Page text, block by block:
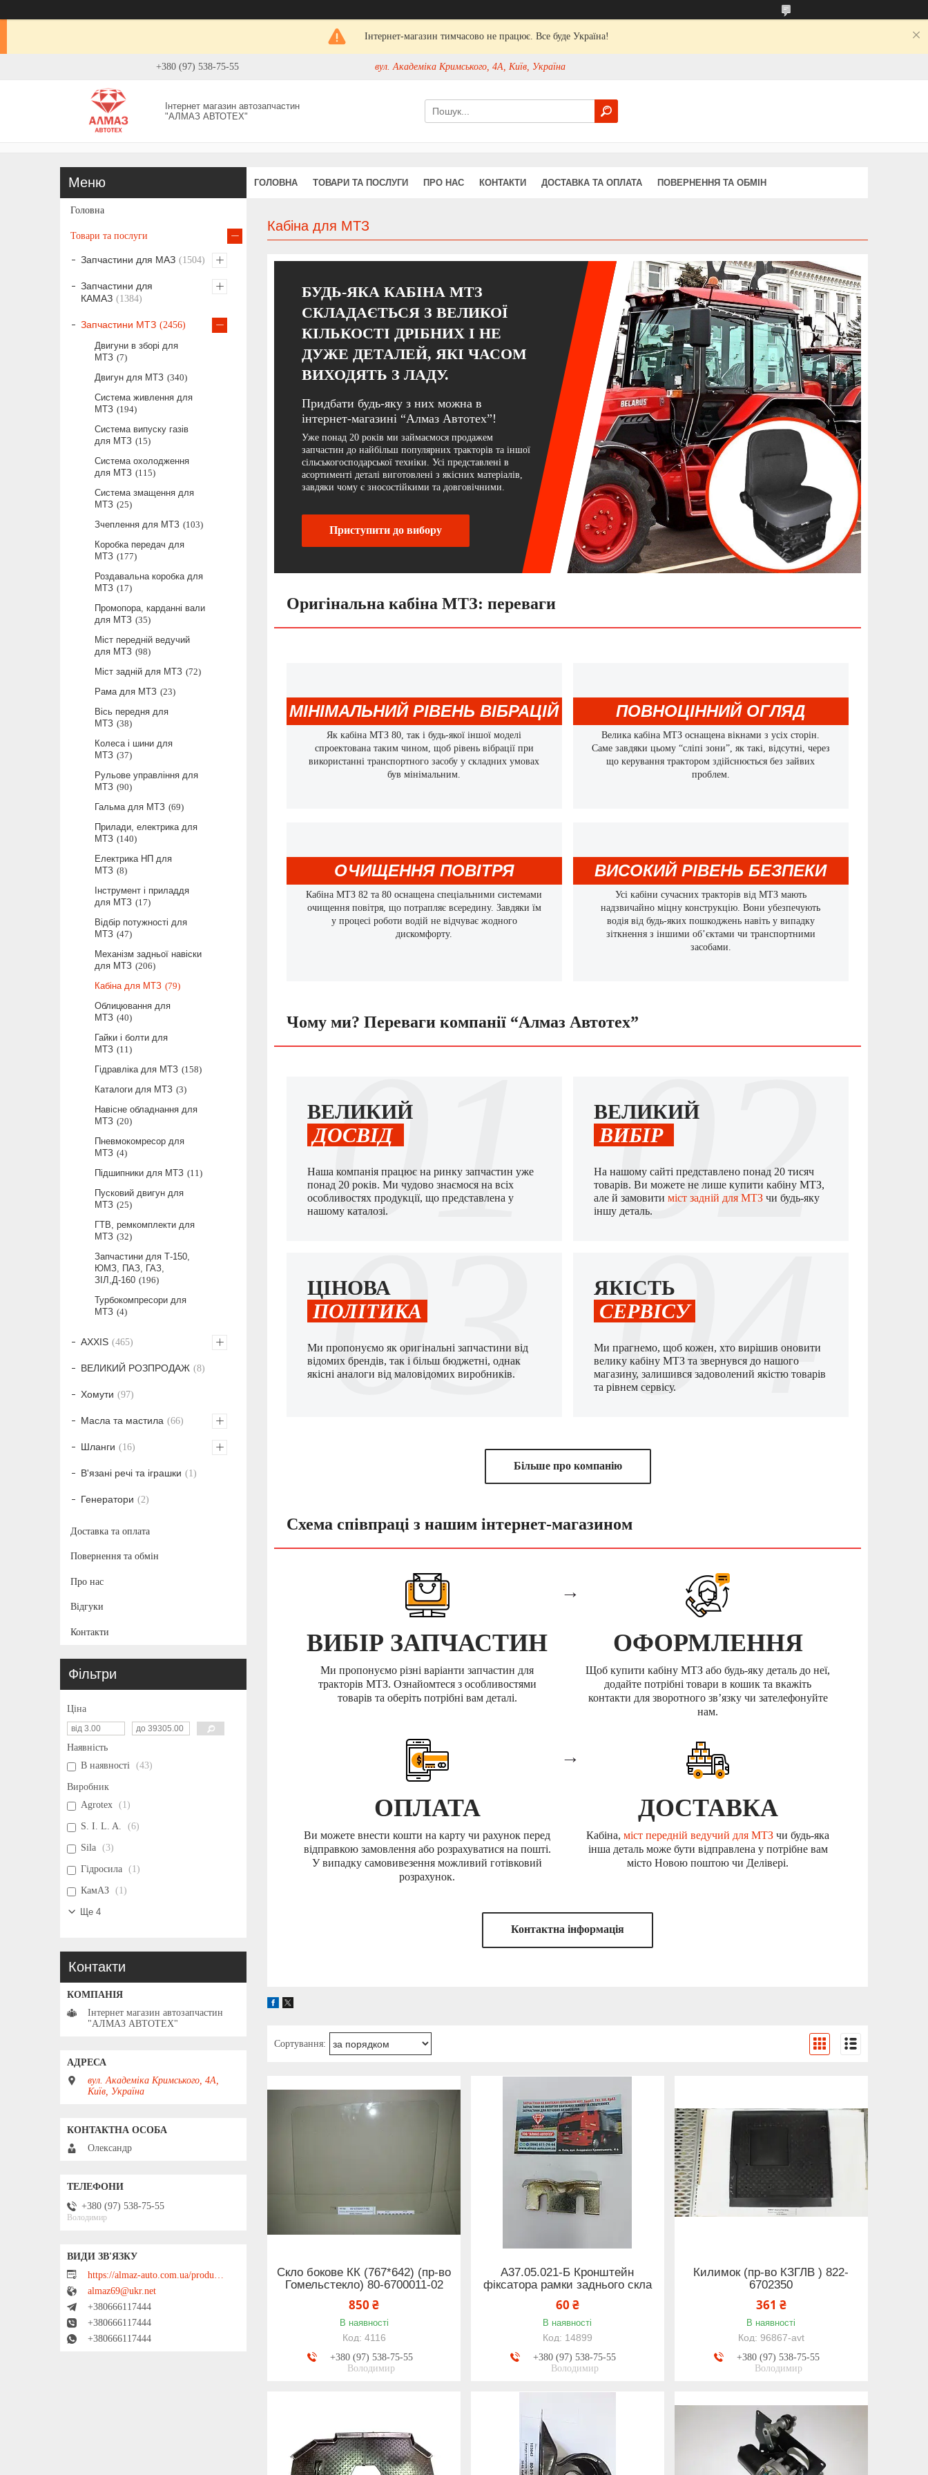
Інтернет-магазин тимчасово не працює. Все буде Україна!
+380 (97) 538-75-55 вул. Академіка Кримського, 4А, Київ, Україна
Інтернет магазин автозапчастин
"АЛМАЗ АВТОТЕХ"
ГОЛОВНА ТОВАРИ ТА ПОСЛУГИ ПРО НАС КОНТАКТИ ДОСТАВКА ТА ОПЛАТА ПОВЕРНЕННЯ ТА ОБМІН
Кабіна для МТЗ
БУДЬ-ЯКА КАБІНА МТЗ
СКЛАДАЄТЬСЯ З ВЕЛИКОЇ
КІЛЬКОСТІ ДРІБНИХ І НЕ
ДУЖЕ ДЕТАЛЕЙ, ЯКІ ЧАСОМ
ВИХОДЯТЬ З ЛАДУ.
Придбати будь-яку з них можна в
інтернет-магазині “Алмаз Автотех”!
Уже понад 20 років ми займаємося продажем
запчастин до найбільш популярних тракторів та іншої
сільськогосподарської техніки. Усі представлені в
асортименті деталі виготовлені з якісних матеріалів,
завдяки чому є зносостійкими та довговічними.
Приступити до вибору
Оригінальна кабіна МТЗ: переваги
МІНІМАЛЬНИЙ РІВЕНЬ ВІБРАЦІЙ
Як кабіна МТЗ 80, так і будь-якої іншої моделі
спроектована таким чином, щоб рівень вібрації при
використанні транспортного засобу у складних умовах
був мінімальним.
ПОВНОЦІННИЙ ОГЛЯД
Велика кабіна МТЗ оснащена вікнами з усіх сторін.
Саме завдяки цьому “сліпі зони”, як такі, відсутні, через
що керування трактором здійснюється без зайвих
проблем.
ОЧИЩЕННЯ ПОВІТРЯ
Кабіна МТЗ 82 та 80 оснащена спеціальними системами
очищення повітря, що потрапляє всередину. Завдяки їм
у процесі роботи водій не відчуває жодного
дискомфорту.
ВИСОКИЙ РІВЕНЬ БЕЗПЕКИ
Усі кабіни сучасних тракторів від МТЗ мають
надзвичайно міцну конструкцію. Вони убезпечують
водія від будь-яких пошкоджень навіть у випадку
зіткнення з іншими об’єктами чи транспортними
засобами.
Чому ми? Переваги компанії “Алмаз Автотех”
01
ВЕЛИКИЙ
ДОСВІД
Наша компанія працює на ринку запчастин уже
понад 20 років. Ми чудово знаємося на всіх
особливостях продукції, що представлена у
нашому каталозі.
02
ВЕЛИКИЙ
ВИБІР
На нашому сайті представлено понад 20 тисяч
товарів. Ви можете не лише купити кабіну МТЗ,
але й замовитиміст задній для МТЗ чи будь-яку
іншу деталь.
03
ЦІНОВА
ПОЛІТИКА
Ми пропонуємо як оригінальні запчастини від
відомих брендів, так і більш бюджетні, однак
якісні аналоги від маловідомих виробників.
04
ЯКІСТЬ
СЕРВІСУ
Ми прагнемо, щоб кожен, хто вирішив оновити
велику кабіну МТЗ та звернувся до нашого
магазину, залишився задоволений якістю товарів
та рівнем сервісу.
Бiльше про компанiю
Схема співпраці з нашим інтернет-магазином
ВИБІР ЗАПЧАСТИН
Ми пропонуємо різні варіанти запчастин для
тракторів МТЗ. Ознайомтеся з особливостями
товарів та оберіть потрібні вам деталі.
→
ОФОРМЛЕННЯ
Щоб купити кабіну МТЗ або будь-яку деталь до неї,
додайте потрібні товари в кошик та вкажіть
контакти для зворотного зв’язку чи зателефонуйте
нам.
ОПЛАТА
Ви можете внести кошти на карту чи рахунок перед
відправкою замовлення або розрахуватися на пошті.
У випадку самовивезення можливий готівковий
розрахунок.
→
ДОСТАВКА
Кабіна,міст передній ведучий для МТЗ чи будь-яка
інша деталь може бути відправлена у потрібне вам
місто Новою поштою чи Делівері.
Контактна iнформацiя
Скло бокове КК (767*642) (пр-во
Гомельстекло) 80-6700011-02
850 ₴
В наявності
4116
+380 (97) 538-75-55
Володимир
А37.05.021-Б Кронштейн
фіксатора рамки заднього скла
60 ₴
В наявності
14899
+380 (97) 538-75-55
Володимир
Килимок (пр-во КЗГЛВ ) 822-
6702350
361 ₴
В наявності
96867-avt
+380 (97) 538-75-55
Володимир
Головна
Товари та послуги
Запчастини для МАЗ 1504
Запчастини для
КАМАЗ
1384
Запчастини МТЗ
2456
Двигуни в зборі для
МТЗ 7
Двигун для МТЗ 340
Система живлення для
МТЗ
194
Система випуску газів
для МТЗ
15
Система охолодження
для МТЗ
115
Система змащення для
МТЗ 25
Зчеплення для МТЗ
103
Коробка передач для
МТЗ
177
Роздавальна коробка для
МТЗ
17
Промопора, карданні вали
для МТЗ 35
Міст передній ведучий
для МТЗ 98
Міст задній для МТЗ 72
Рама для МТЗ 23
Вісь передня для
МТЗ 38
Колеса і шини для
МТЗ 37
Рульове управління для
МТЗ 90
Гальма для МТЗ 69
Прилади, електрика для
МТЗ
140
Електрика НП для
МТЗ 8
Інструмент і приладдя
для МТЗ
17
Відбір потужності для
МТЗ 47
Механізм задньої навіски
для МТЗ 206
Кабіна для МТЗ 79
Облицювання для
МТЗ 40
Гайки і болти для
МТЗ
11
Гідравліка для МТЗ
158
Каталоги для МТЗ 3
Навісне обладнання для
МТЗ 20
Пневмокомресор для
МТЗ 4
Підшипники для МТЗ
11
Пусковий двигун для
МТЗ 25
ГТВ, ремкомплекти для
МТЗ 32
Запчастини для Т-150,
ЮМЗ, ПАЗ, ГАЗ,
ЗІЛ,Д-160
196
Турбокомпресори для
МТЗ 4
AXXIS 465
ВЕЛИКИЙ РОЗПРОДАЖ 8
Хомути 97
Масла та мастила 66
Шланги 16
В'язані речі та іграшки 1
Генератори 2
Доставка та оплата
Повернення та обмін
Про нас
Відгуки
Контакти
Фільтри
Ціна
Наявність
В наявності
43
Виробник
Agrotex
1
S. I. L. A. 6
Sila 3
Гідросила 1
КамАЗ 1
Ще 4
Контакти
Інтернет магазин автозапчастин
"АЛМАЗ АВТОТЕХ"
вул. Академіка Кримського, 4А,
Київ, Україна
Олександр
+380 (97) 538-75-55
Володимир
almaz69@ukr.net
+380666117444
+380666117444
+380666117444